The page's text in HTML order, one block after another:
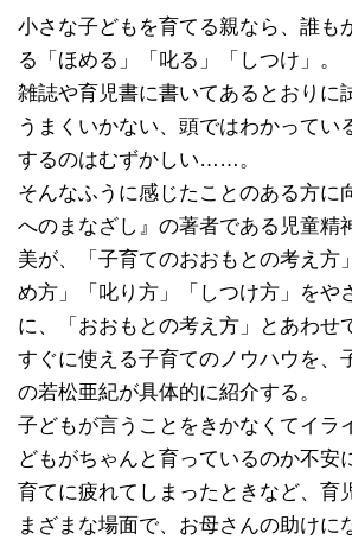
小さな子どもを育てる親なら、誰も
る「ほめる」「叱る」「しつけ」。
雑誌や育児書に書いてあるとおりに
うまくいかない、頭ではわかってい
するのはむずかしい……。
そんなふうに感じたことのある方に
へのまなざし』の著者である児童精
美が、「子育てのおおもとの考え方
め方」「叱り方」「しつけ方」をや
に、「おおもとの考え方」とあわせ
すぐに使える子育てのノウハウを、
の若松亜紀が具体的に紹介する。
子どもが言うことをきかなくてイラ
どもがちゃんと育っているのか不安
育てに疲れてしまったときなど、育
まざまな場面で、お母さんの助けに